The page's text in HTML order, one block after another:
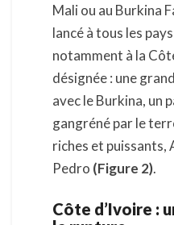
Mali ou au Burkina
lancé à tous les
notamment à la
désignée : une
avec le Burkina, un
gangréné par le
riches et puissants,
Pedro (Figure 2).
Côte d’Ivoire :